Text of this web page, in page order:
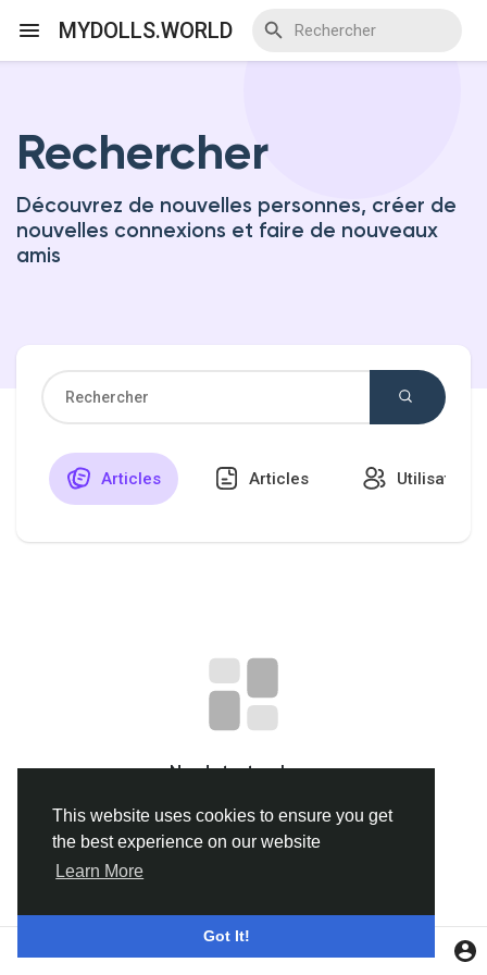
This website uses cookies to ensure you get
the best experience on our website
Learn More
Got It!
MYDOLLS.WORLD
Discover Events
My Events
aimé les pages
Popular Posts
Rechercher
Découvrez de nouvelles personnes, créer de
nouvelles connexions et faire de nouveaux
amis
Articles Articles Utilisateurs
No data to show